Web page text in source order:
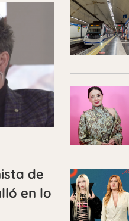
de
en lo